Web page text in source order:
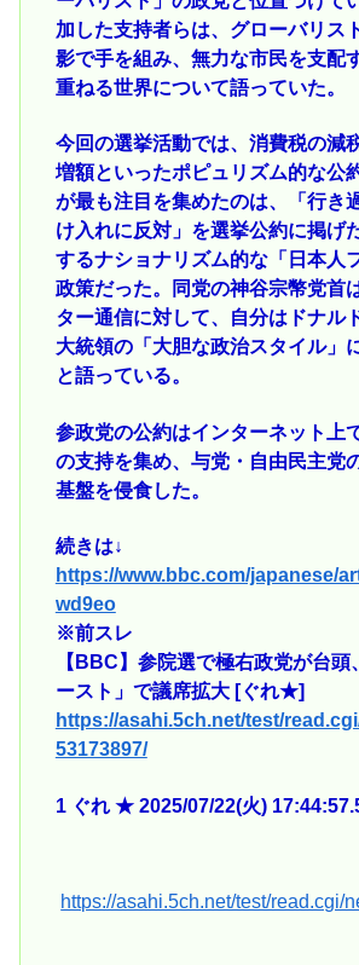
加した支持者らは、グローバリス
影で手を組み、無力な市民を支配
重ねる世界について語っていた。
今回の選挙活動では、消費税の減
増額といったポピュリズム的な公
が最も注目を集めたのは、「行き
け入れに反対」を選挙公約に掲げ
するナショナリズム的な「日本人
政策だった。同党の神谷宗幣党首
ター通信に対して、自分はドナル
大統領の「大胆な政治スタイル」
と語っている。
参政党の公約はインターネット上
の支持を集め、与党・自由民主党
基盤を侵食した。
続きは↓
https://www.bbc.com/japanese/
wd9eo
※前スレ
【BBC】参院選で極右政党が台頭
ースト」で議席拡大 [ぐれ★]
https://asahi.5ch.net/test/
53173897/
1 ぐれ ★ 2025/07/22(火)
https://asahi.5ch.net/test/read.cgi/